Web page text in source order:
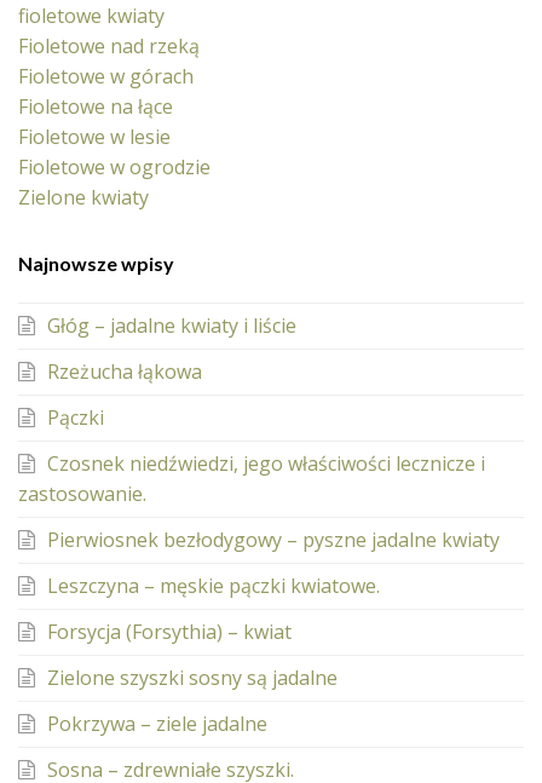
fioletowe kwiaty
Fioletowe nad rzeką
Fioletowe w górach
Fioletowe na łące
Fioletowe w lesie
Fioletowe w ogrodzie
Zielone kwiaty
Najnowsze wpisy
Głóg – jadalne kwiaty i liście
Rzeżucha łąkowa
Pączki
Czosnek niedźwiedzi, jego właściwości lecznicze i
zastosowanie.
Pierwiosnek bezłodygowy – pyszne jadalne kwiaty
Leszczyna – męskie pączki kwiatowe.
Forsycja (Forsythia) – kwiat
Zielone szyszki sosny są jadalne
Pokrzywa – ziele jadalne
Sosna – zdrewniałe szyszki.